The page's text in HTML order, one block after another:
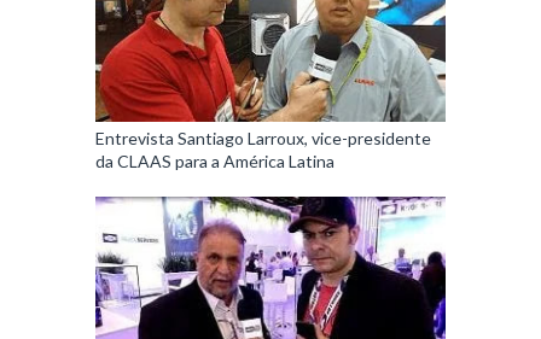
Entrevista Santiago Larroux, vice-presidente
da CLAAS para a América Latina